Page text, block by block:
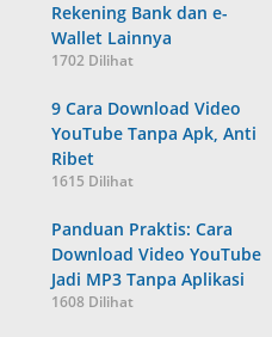
Rekening Bank dan e-
Wallet Lainnya
1702 Dilihat
9 Cara Download Video
YouTube Tanpa Apk, Anti
Ribet
1615 Dilihat
Panduan Praktis: Cara
Download Video YouTube
Jadi MP3 Tanpa Aplikasi
1608 Dilihat